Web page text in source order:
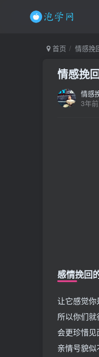
首页 情感挽
情感挽
情感
3年
感情挽回
让它感觉
所以你们
会更珍惜
亲情号貌